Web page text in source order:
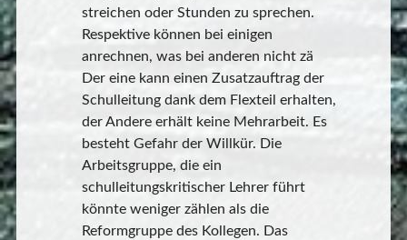
streichen oder Stunden zu sprechen.
Respektive können bei einigen
anrechnen, was bei anderen nicht zä
Der eine kann einen Zusatzauftrag der
Schulleitung dank dem Flexteil erhalten,
der Andere erhält keine Mehrarbeit. Es
besteht Gefahr der Willkür. Die
Arbeitsgruppe, die ein
schulleitungskritischer Lehrer führt
könnte weniger zählen als die
Reformgruppe des Kollegen. Das